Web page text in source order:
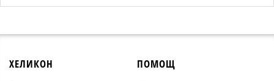
ХЕЛИКОН ПОМОЩ